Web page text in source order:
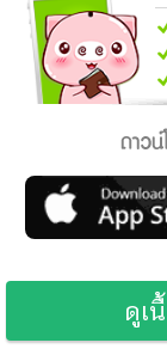
ดูเ